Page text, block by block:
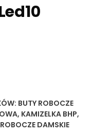
BUTY ROBOCZE
, KAMIZELKA BHP,
DAMSKIE